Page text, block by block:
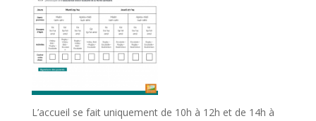
L’accueil se fait uniquement de 10h à 12h et de 14h à